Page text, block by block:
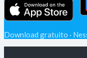
Download gratuito ·